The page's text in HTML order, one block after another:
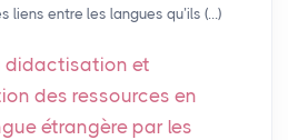
liens entre les langues qu’ils (…)
didactisation et
des ressources en
étrangère par les